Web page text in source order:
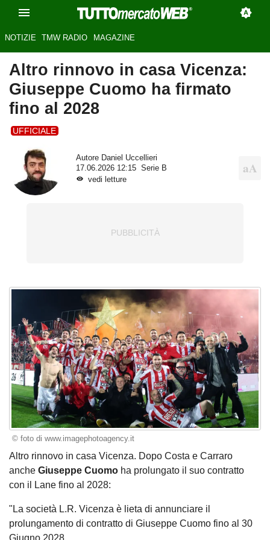
NOTIZIE TMW RADIO MAGAZINE
Altro rinnovo in casa Vicenza:
Giuseppe Cuomo ha firmato
fino al 2028
UFFICIALE
Autore Daniel Uccellieri
17.06.2026 12:15
Serie B
vedi letture
© foto di www.imagephotoagency.it
Altro rinnovo in casa Vicenza. Dopo Costa e Carraro
anche Giuseppe Cuomo ha prolungato il suo contratto
con il Lane fino al 2028:
"La società L.R. Vicenza è lieta di annunciare il
prolungamento di contratto di Giuseppe Cuomo fino al 30
Giugno 2028.